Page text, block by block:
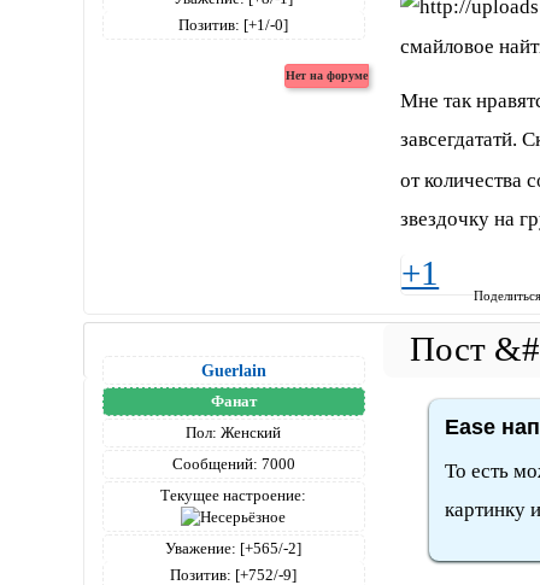
Позитив: [+1/-0]
смайловое
Мне так
завсегдататй.
от количества
звездочку на
+1
Guerlain
Фанат
Пол: Женский
Сообщений: 7000
Текущее настроение:
Уважение: [+565/-2]
Позитив: [+752/-9]
Ease
То есть
картинку